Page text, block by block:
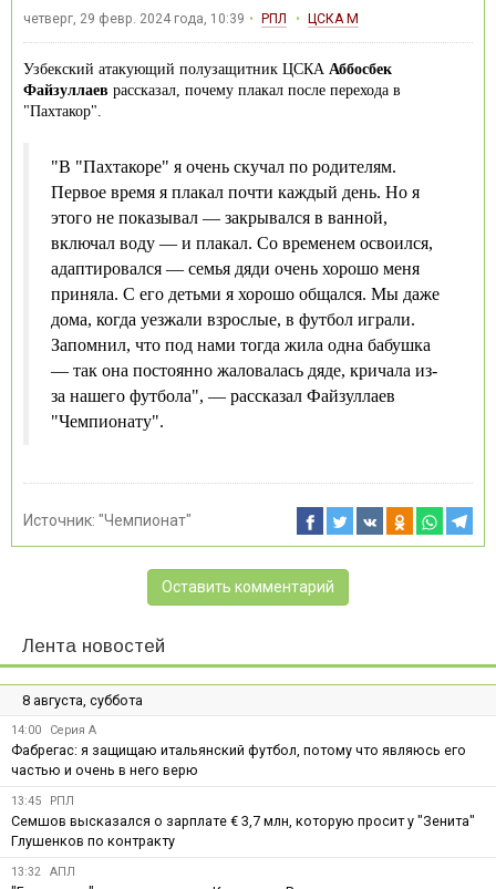
четверг, 29 февр. 2024 года, 10:39 РПЛ ЦСКА М
Узбекский атакующий полузащитник ЦСКА Аббосбек
Файзуллаев рассказал, почему плакал после перехода в
"Пахтакор".
"В "Пахтакоре" я очень скучал по родителям.
Первое время я плакал почти каждый день. Но я
этого не показывал — закрывался в ванной,
включал воду — и плакал. Со временем освоился,
адаптировался — семья дяди очень хорошо меня
приняла. С его детьми я хорошо общался. Мы даже
дома, когда уезжали взрослые, в футбол играли.
Запомнил, что под нами тогда жила одна бабушка
— так она постоянно жаловалась дяде, кричала из-
за нашего футбола", — рассказал Файзуллаев
"Чемпионату".
Источник: "Чемпионат"
Оставить комментарий
Лента новостей
8 августа, суббота
14:00 Серия А
Фабрегас: я защищаю итальянский футбол, потому что являюсь его
частью и очень в него верю
13:45 РПЛ
Семшов высказался о зарплате € 3,7 млн, которую просит у "Зенита"
Глушенков по контракту
13:32 АПЛ